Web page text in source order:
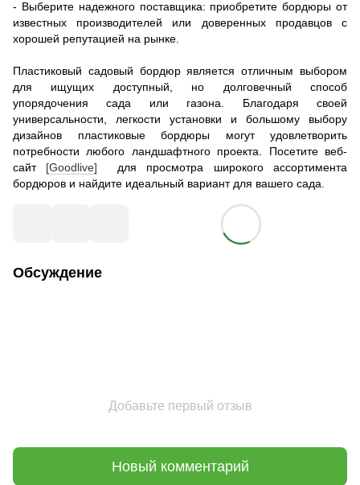
- Выберите надежного поставщика: приобретите бордюры от
известных производителей или доверенных продавцов с
хорошей репутацией на рынке.
Пластиковый садовый бордюр является отличным выбором
для ищущих доступный, но долговечный способ
упорядочения сада или газона. Благодаря своей
универсальности, легкости установки и большому выбору
дизайнов пластиковые бордюры могут удовлетворить
потребности любого ландшафтного проекта. Посетите веб-
сайт [Goodlive] для просмотра широкого ассортимента
бордюров и найдите идеальный вариант для вашего сада.
Обсуждение
Добавьте первый отзыв
Новый комментарий